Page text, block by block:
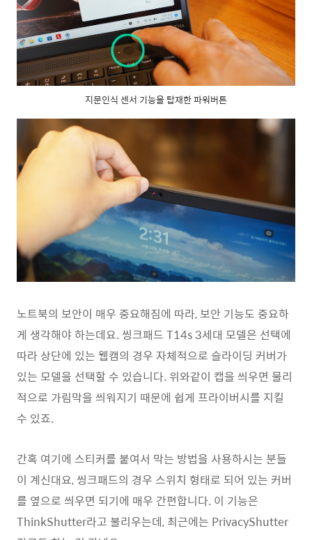
지문인식 센서 기능을 탑재한 파워버튼
노트북의 보안이 매우 중요해짐에 따라, 보안 기능도 중요하
게 생각해야 하는데요. 씽크패드 T14s 3세대 모델은 선택에
따라 상단에 있는 웹캠의 경우 자체적으로 슬라이딩 커버가
있는 모델을 선택할 수 있습니다. 위와같이 캡을 씌우면 물리
적으로 가림막을 씌워지기 때문에 쉽게 프라이버시를 지킬
수 있죠.
간혹 여기에 스티커를 붙여서 막는 방법을 사용하시는 분들
이 계신대요, 씽크패드의 경우 스위치 형태로 되어 있는 커버
를 옆으로 씌우면 되기에 매우 간편합니다. 이 기능은
ThinkShutter라고 불리우는데, 최근에는 PrivacyShutter